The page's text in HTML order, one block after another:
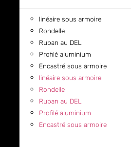
linéaire sous armoire
Rondelle
Ruban au DEL
Profilé aluminium
Encastré sous armoire
linéaire sous armoire
Rondelle
Ruban au DEL
Profilé aluminium
Encastré sous armoire